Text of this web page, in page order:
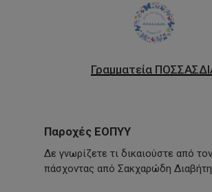
Γραμματεία
Παροχές ΕΟΠΥΥ
Δε γνωρίζετε τι δικαιούστε από
πάσχοντας από Σακχαρώδη